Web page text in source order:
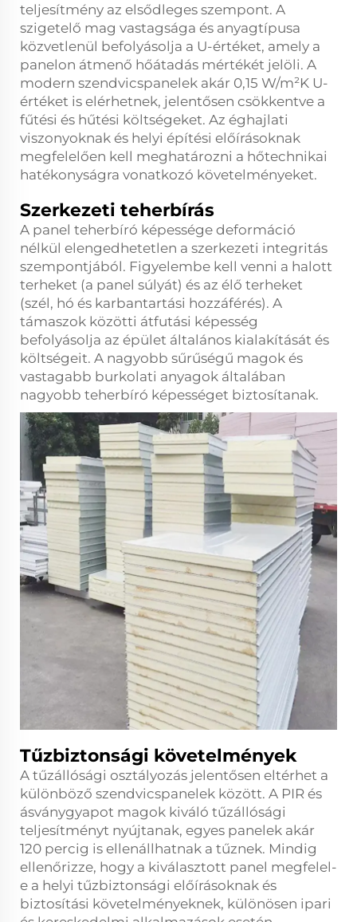
teljesítmény az elsődleges szempont. A
szigetelő mag vastagsága és anyagtípusa
közvetlenül befolyásolja a U-értéket, amely a
panelon átmenő hőátadás mértékét jelöli. A
modern szendvicspanelek akár 0,15 W/m²K U-
értéket is elérhetnek, jelentősen csökkentve a
fűtési és hűtési költségeket. Az éghajlati
viszonyoknak és helyi építési előírásoknak
megfelelően kell meghatározni a hőtechnikai
hatékonyságra vonatkozó követelményeket.
Szerkezeti teherbírás
A panel teherbíró képessége deformáció
nélkül elengedhetetlen a szerkezeti integritás
szempontjából. Figyelembe kell venni a halott
terheket (a panel súlyát) és az élő terheket
(szél, hó és karbantartási hozzáférés). A
támaszok közötti átfutási képesség
befolyásolja az épület általános kialakítását és
költségeit. A nagyobb sűrűségű magok és
vastagabb burkolati anyagok általában
nagyobb teherbíró képességet biztosítanak.
Tűzbiztonsági követelmények
A tűzállósági osztályozás jelentősen eltérhet a
különböző szendvicspanelek között. A PIR és
ásványgyapot magok kiváló tűzállósági
teljesítményt nyújtanak, egyes panelek akár
120 percig is ellenállhatnak a tűznek. Mindig
ellenőrizze, hogy a kiválasztott panel megfelel-
e a helyi tűzbiztonsági előírásoknak és
biztosítási követelményeknek, különösen ipari